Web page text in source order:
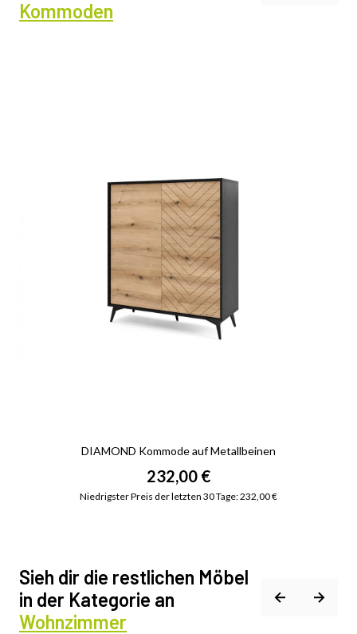
Kommoden
DIAMOND Kommode auf Metallbeinen
232,00 €
Niedrigster Preis der letzten 30 Tage: 232,00 €
Sieh dir die restlichen Möbel
in der Kategorie an
Wohnzimmer